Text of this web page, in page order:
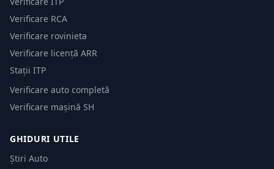
Verificare RCA
Verificare rovinieta
Verificare licență ARR
Stații ITP
Verificare auto completă
Verificare mașină SH
GHIDURI UTILE
Știri Auto